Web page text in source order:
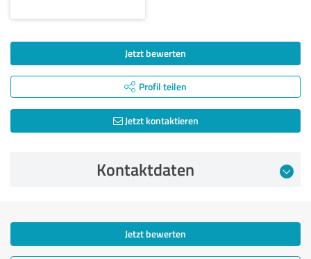
Jetzt bewerten
Profil teilen
Jetzt kontaktieren
Kontaktdaten
Jetzt bewerten